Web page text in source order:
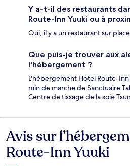
Y a-t-il des restaurants
Route-Inn Yuuki ou à
Oui, il y a un restaurant sur
Que puis-je trouver aux
l'hébergement ?
L'hébergement Hotel Route-
min de marche de Sanctuaire
Centre de tissage de la soie
Avis
Avis sur
Route-Inn Yuuki